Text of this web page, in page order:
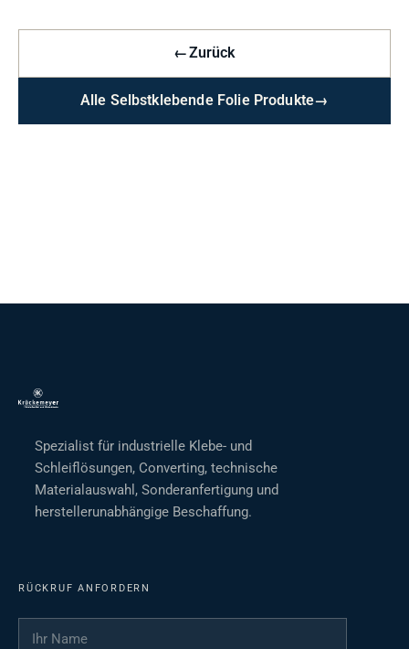
←Zurück
Alle Selbstklebende Folie Produkte→
Spezialist für industrielle Klebe- und
Schleiflösungen, Converting, technische
Materialauswahl, Sonderanfertigung und
herstellerunabhängige Beschaffung.
RÜCKRUF ANFORDERN
Ihr Name